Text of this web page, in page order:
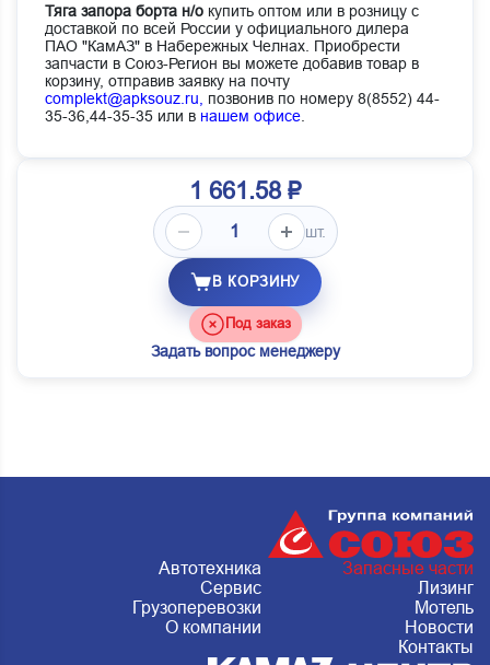
Тяга запора борта н/о купить оптом или в розницу с
доставкой по всей России у официального дилера
ПАО "КамАЗ" в Набережных Челнах. Приобрести
запчасти в Союз-Регион вы можете добавив товар в
корзину, отправив заявку на почту
complekt@apksouz.ru,
позвонив по номеру 8(8552) 44-
35-36,44-35-35 или в нашем офисе
1 661.58 ₽
шт.
В КОРЗИНУ
Под заказ
Задать вопрос менеджеру
Автотехника
Запасные части
Сервис
Лизинг
Грузоперевозки
Мотель
О компании
Новости
Контакты